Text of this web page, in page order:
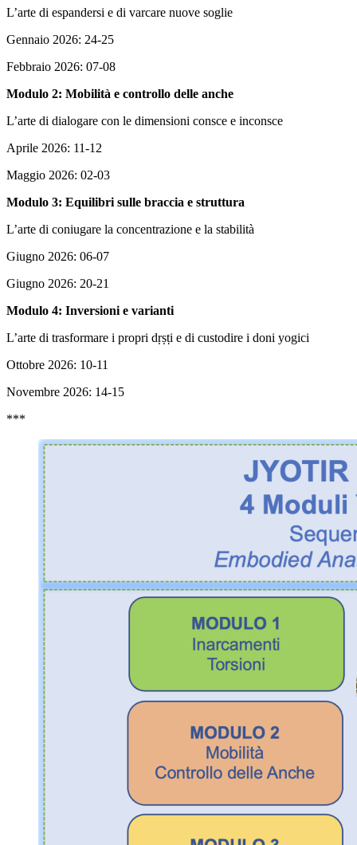
L’arte di espandersi e di varcare nuove soglie
Gennaio 2026: 24-25
Febbraio 2026: 07-08
Modulo 2: Mobilità e controllo delle anche
L’arte di dialogare con le dimensioni consce e inconsce
Aprile 2026: 11-12
Maggio 2026: 02-03
Modulo 3: Equilibri sulle braccia e struttura
L’arte di coniugare la concentrazione e la stabilità
Giugno 2026: 06-07
Giugno 2026: 20-21
Modulo 4: Inversioni e varianti
L’arte di trasformare i propri dṛṣṭi e di custodire i doni yogici
Ottobre 2026: 10-11
Novembre 2026: 14-15
***